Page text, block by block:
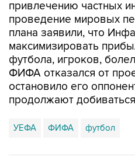
привлечению частных
проведение мировых
плана заявили, что
максимизировать
футбола, игроков,
ФИФА отказался от
остановило его
продолжают
УЕФА ФИФА футбол